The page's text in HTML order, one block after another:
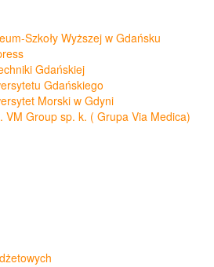
Szkoły Wyższej w Gdańsku
Gdańskiej
Gdańskiego
Morski w Gdyni
VM Group sp. k. ( Grupa Via Medica)